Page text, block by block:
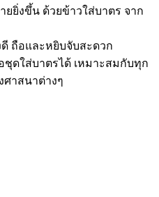
ยิ่งขึ้น ด้วยข้าวใส่บาตร จาก
ถือและหยิบจับสะดวก
ดใส่บาตรได้ เหมาะสมกับทุก
าสนาต่างๆ